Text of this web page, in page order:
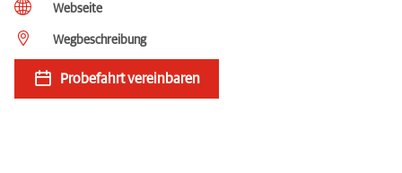
Webseite
Wegbeschreibung
Probefahrt vereinbaren